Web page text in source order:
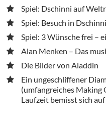
Spiel: Dschinni auf
Spiel: Besuch in
Spiel: 3 Wünsche frei –
Alan Menken – Das
Die Bilder von Aladdin
Ein ungeschliffener
(umfangreiches Making
Laufzeit bemisst sich